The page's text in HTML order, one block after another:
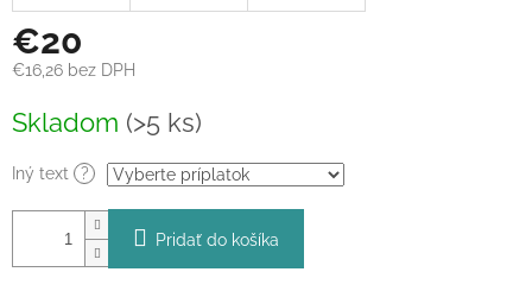
€20
€16,26 bez DPH
cena:
Skladom (>5 ks)
Iný text ?
Pridať do košíka